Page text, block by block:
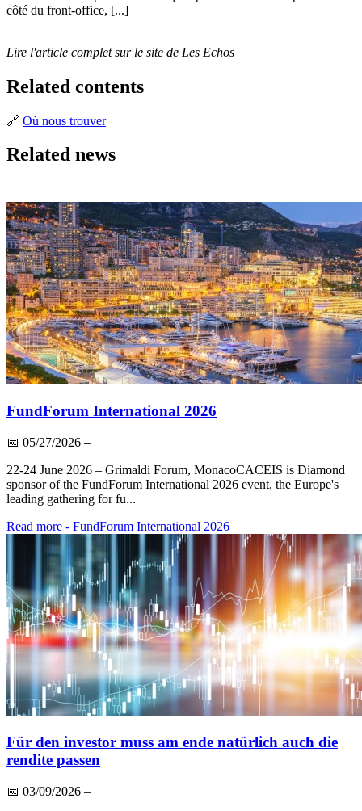
côté du front-office, [...]
Lire l'article complet sur le site de Les Echos
Related contents
🔗 Où nous trouver
Related news
FundForum International 2026
📅 05/27/2026 –
22-24 June 2026 – Grimaldi Forum, MonacoCACEIS is Diamond
sponsor of the FundForum International 2026 event, the Europe's
leading gathering for fu...
Read more - FundForum International 2026
Für den investor muss am ende natürlich auch die
rendite passen
📅 03/09/2026 –